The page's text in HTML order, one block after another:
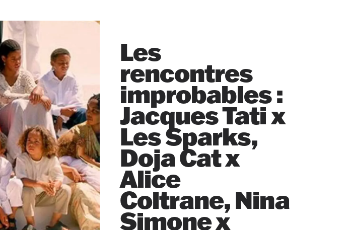
Les
rencontres
improbables :
Jacques Tati x
Les Sparks,
Doja Cat x
Alice
Coltrane, Nina
Simone x